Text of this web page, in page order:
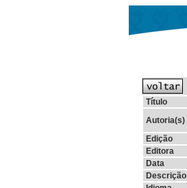
Título
Autoria(s)
Edição
Editora
Data
Descrição